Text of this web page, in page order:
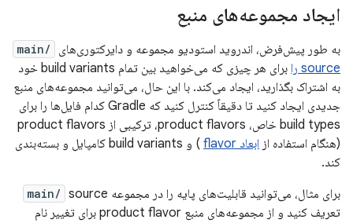
ایجاد مجموعه‌های منبع
به طور پیش‌فرض، اندروید استودیو مجموعه و دایرکتوری‌های main/
source را
برای هر چیزی که می‌خواهید بین تمام build variants خود
به اشتراک بگذارید، ایجاد می‌کند. با این حال، می‌توانید مجموعه‌های منبع
جدیدی ایجاد کنید تا دقیقاً کنترل کنید که Gradle کدام فایل‌ها را برای
build types خاص، product flavors، ترکیبی از product flavors
(هنگام استفاده از ابعاد flavor
) و build variants کامپایل و بسته‌بندی
کند.
برای مثال، می‌توانید قابلیت‌های پایه را در مجموعه
main/ source
تعریف کنید و از مجموعه‌های منبع product flavor برای تغییر نام